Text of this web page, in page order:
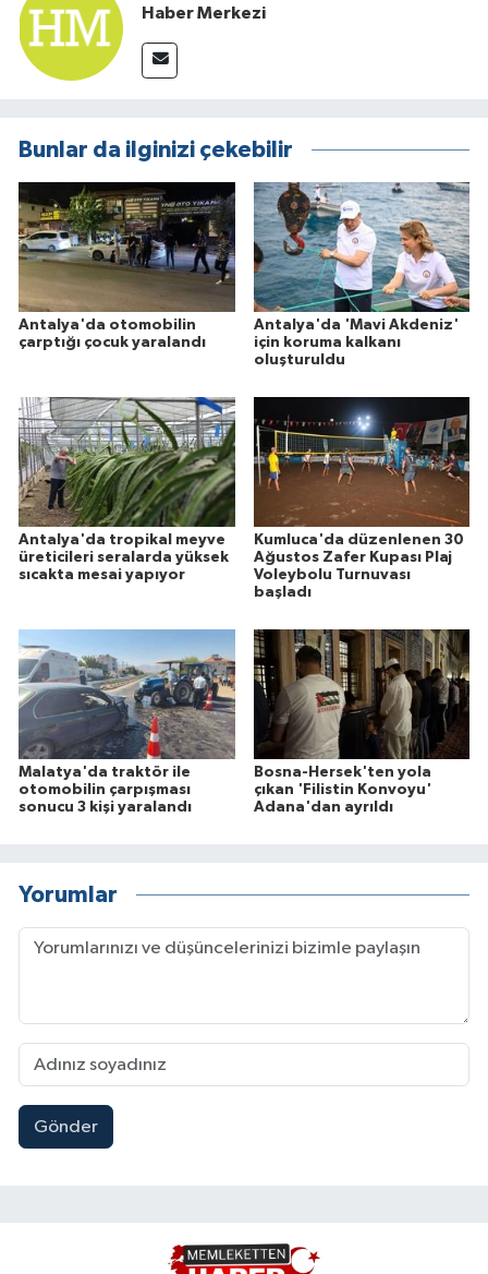
Haber Merkezi
Bunlar da ilginizi çekebilir
Antalya'da otomobilin
çarptığı çocuk yaralandı
Antalya'da 'Mavi Akdeniz'
için koruma kalkanı
oluşturuldu
Antalya'da tropikal meyve
üreticileri seralarda yüksek
sıcakta mesai yapıyor
Kumluca'da düzenlenen 30
Ağustos Zafer Kupası Plaj
Voleybolu Turnuvası
başladı
Malatya'da traktör ile
otomobilin çarpışması
sonucu 3 kişi yaralandı
Bosna-Hersek'ten yola
çıkan 'Filistin Konvoyu'
Adana'dan ayrıldı
Yorumlar
Gönder